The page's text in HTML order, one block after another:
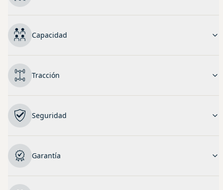
Capacidad
Tracción
Seguridad
Garantía